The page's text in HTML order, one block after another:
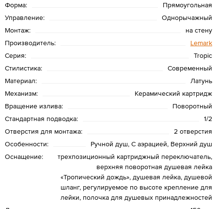
Форма:
Прямоугольная
Управление:
Однорычажный
Монтаж:
на стену
Производитель:
Lemark
Серия:
Tropic
Стилистика:
Современный
Материал:
Латунь
Механизм:
Керамический картридж
Вращение излива:
Поворотный
Стандартная подводка:
1/2
Отверстия для монтажа:
2 отверстия
Особенности:
Ручной душ, С аэрацией, Верхний душ
Оснащение:
трехпозиционный картриджный переключатель,
верхняя поворотная душевая лейка
«Тропический дождь», душевая лейка, душевой
шланг, регулируемое по высоте крепление для
лейки, полочка для душевых принадлежностей